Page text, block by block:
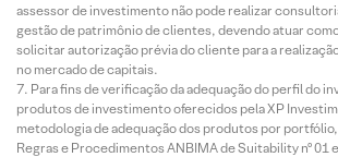
assessor de investimento não pode realizar
gestão de patrimônio de clientes, devendo atuar
solicitar autorização prévia do cliente para a
no mercado de capitais.
Para fins de verificação da adequação do perfil do
produtos de investimento oferecidos pela XP
metodologia de adequação dos produtos por
Regras e Procedimentos ANBIMA de Suitability nº 01